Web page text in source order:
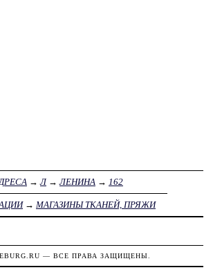
→Л→ЛЕНИНА → 162
→ МАГАЗИНЫ ТКАНЕЙ, ПРЯЖИ
— ВСЕ ПРАВА ЗАЩИЩЕНЫ.